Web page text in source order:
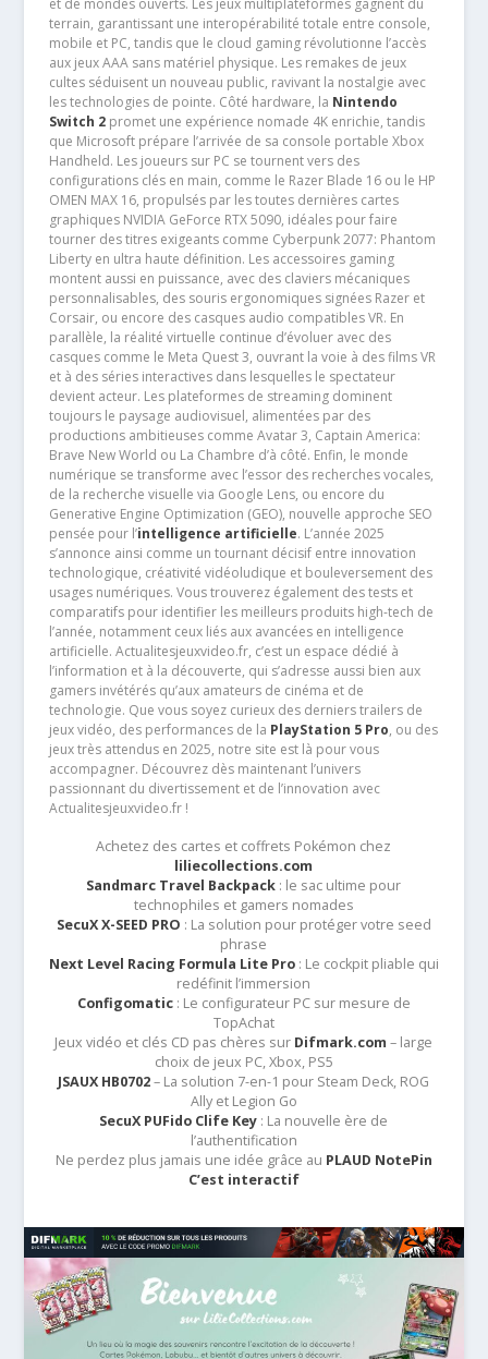
terrain, garantissant une interopérabilité totale entre console,
mobile et PC, tandis que le cloud gaming révolutionne l’accès
aux jeux AAA sans matériel physique. Les remakes de jeux
cultes séduisent un nouveau public, ravivant la nostalgie avec
les technologies de pointe. Côté hardware, la Nintendo
Switch 2promet une expérience nomade 4K enrichie, tandis
que Microsoft prépare l’arrivée de sa console portable Xbox
Handheld. Les joueurs sur PC se tournent vers des
configurations clés en main, comme le Razer Blade 16 ou le HP
OMEN MAX 16, propulsés par les toutes dernières cartes
graphiques NVIDIA GeForce RTX 5090, idéales pour faire
tourner des titres exigeants comme Cyberpunk 2077: Phantom
Liberty en ultra haute définition. Les accessoires gaming
montent aussi en puissance, avec des claviers mécaniques
personnalisables, des souris ergonomiques signées Razer et
Corsair, ou encore des casques audio compatibles VR. En
parallèle, la réalité virtuelle continue d’évoluer avec des
casques comme le Meta Quest 3, ouvrant la voie à des films VR
et à des séries interactives dans lesquelles le spectateur
devient acteur. Les plateformes de streaming dominent
toujours le paysage audiovisuel, alimentées par des
productions ambitieuses comme Avatar 3, Captain America:
Brave New World ou La Chambre d’à côté. Enfin, le monde
numérique se transforme avec l’essor des recherches vocales,
de la recherche visuelle via Google Lens, ou encore du
Generative Engine Optimization (GEO), nouvelle approche SEO
pensée pour l’intelligence artificielle. L’année 2025
s’annonce ainsi comme un tournant décisif entre innovation
technologique, créativité vidéoludique et bouleversement des
usages numériques. Vous trouverez également des tests et
comparatifs pour identifier les meilleurs produits high-tech de
l’année, notamment ceux liés aux avancées en intelligence
artificielle. Actualitesjeuxvideo.fr, c’est un espace dédié à
l’information et à la découverte, qui s’adresse aussi bien aux
gamers invétérés qu’aux amateurs de cinéma et de
technologie. Que vous soyez curieux des derniers trailers de
jeux vidéo, des performances de la PlayStation 5 Pro, ou des
jeux très attendus en 2025, notre site est là pour vous
accompagner. Découvrez dès maintenant l’univers
passionnant du divertissement et de l’innovation avec
Actualitesjeuxvideo.fr !
Achetez des cartes et coffrets Pokémon chez
liliecollections.com
Sandmarc Travel Backpack : le sac ultime pour
technophiles et gamers nomades
SecuX X-SEED PRO : La solution pour protéger votre seed
phrase
Next Level Racing Formula Lite Pro: Le cockpit pliable qui
redéfinit l’immersion
Configomatic: Le configurateur PC sur mesure de
TopAchat
Jeux vidéo et clés CD pas chères sur Difmark.com – large
choix de jeux PC, Xbox, PS5
JSAUX HB0702– La solution 7-en-1 pour Steam Deck, ROG
Ally et Legion Go
SecuX PUFido Clife Key : La nouvelle ère de
l’authentification
Ne perdez plus jamais une idée grâce au PLAUD NotePin
C’est interactif